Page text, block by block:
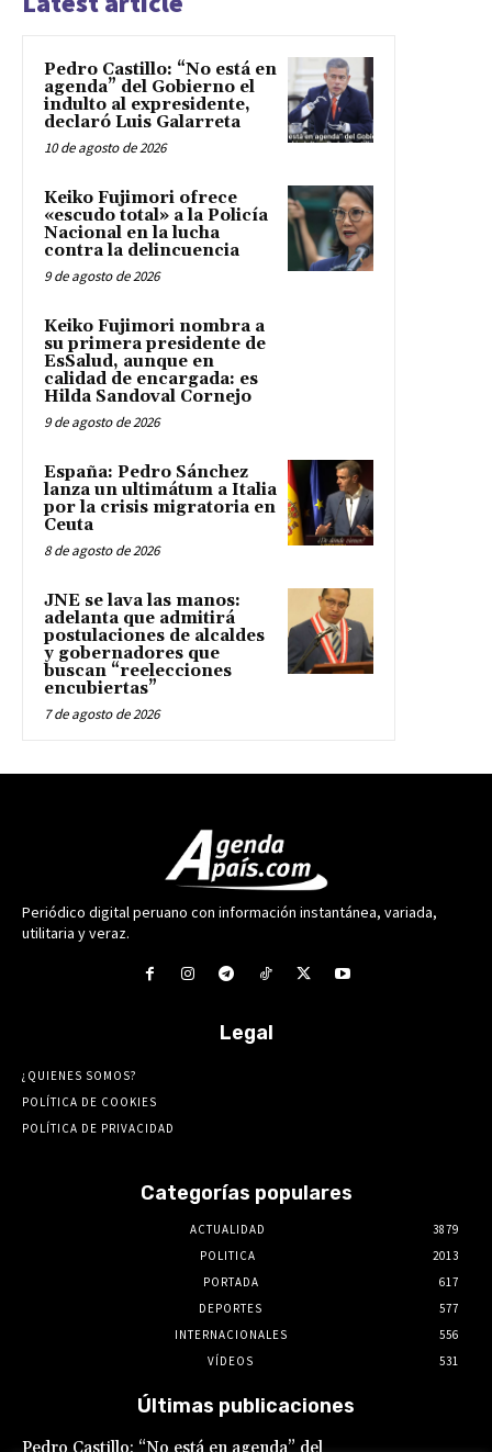
Pedro Castillo: “No está en
agenda” del Gobierno el
indulto al expresidente,
declaró Luis Galarreta
10 de agosto de 2026
Keiko Fujimori ofrece
«escudo total» a la Policía
Nacional en la lucha
contra la delincuencia
9 de agosto de 2026
Keiko Fujimori nombra a
su primera presidente de
EsSalud, aunque en
calidad de encargada: es
Hilda Sandoval Cornejo
9 de agosto de 2026
España: Pedro Sánchez
lanza un ultimátum a Italia
por la crisis migratoria en
Ceuta
8 de agosto de 2026
JNE se lava las manos:
adelanta que admitirá
postulaciones de alcaldes
y gobernadores que
buscan “reelecciones
encubiertas”
7 de agosto de 2026
Periódico digital peruano con información instantánea, variada,
utilitaria y veraz.
Legal
¿QUIENES SOMOS?
POLÍTICA DE COOKIES
POLÍTICA DE PRIVACIDAD
Categorías populares
ACTUALIDAD
3879
POLITICA
2013
PORTADA
617
DEPORTES
577
INTERNACIONALES
556
VÍDEOS
531
Últimas publicaciones